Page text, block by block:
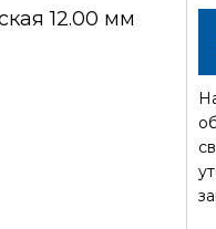
12.00 мм